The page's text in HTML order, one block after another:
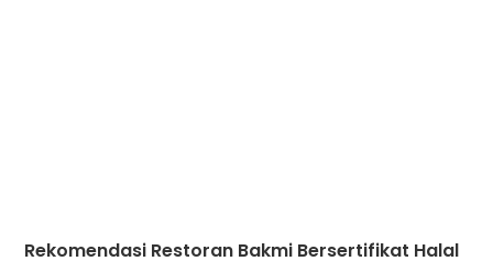
Rekomendasi Restoran Bakmi Bersertifikat Halal